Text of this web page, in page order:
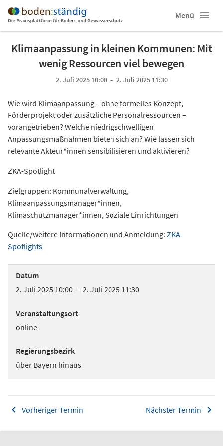
Menü
Klimaanpassung in kleinen Kommunen: Mit
wenig Ressourcen viel bewegen
2. Juli 2025 10:00 – 2. Juli 2025 11:30
Wie wird Klimaanpassung – ohne formelles Konzept,
Förderprojekt oder zusätzliche Personalressourcen –
vorangetrieben? Welche niedrigschwelligen
Anpassungsmaßnahmen bieten sich an? Wie lassen sich
relevante Akteur*innen sensibilisieren und aktivieren?
ZKA-Spotlight
Zielgruppen: Kommunalverwaltung,
Klimaanpassungsmanager*innen,
Klimaschutzmanager*innen, Soziale Einrichtungen
Quelle/weitere Informationen und Anmeldung: ZKA-
Spotlights
Datum
2. Juli 2025 10:00 – 2. Juli 2025 11:30
Veranstaltungsort
online
Regierungsbezirk
über Bayern hinaus
Vorheriger Termin Nächster Termin